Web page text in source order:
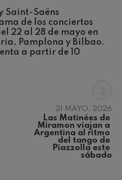
Saint-Saëns
de los conciertos
22 al 28 de mayo en
Pamplona y Bilbao.
a partir de 10
21 MAYO, 2026
Las Matinées de
Miramon viajan a
Argentina al ritmo
del tango de
Piazzolla este
sábado
Mélisande
Gabriel Fauré
Franz Schubert: Sinfonía nº9,
'La grande'
Franz Schubert
Wolfgang Amadeus Mozart: